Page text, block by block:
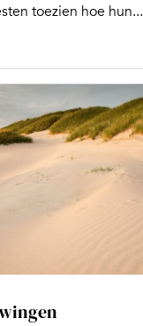
toezien hoe hun...